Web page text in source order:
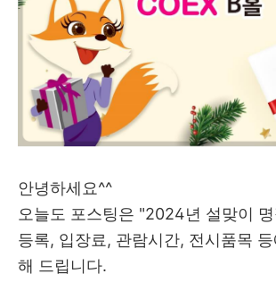
안녕하세요^^
오늘도 포스팅은 "2024년 설맞이
등록, 입장료, 관람시간, 전시품목
해 드립니다.